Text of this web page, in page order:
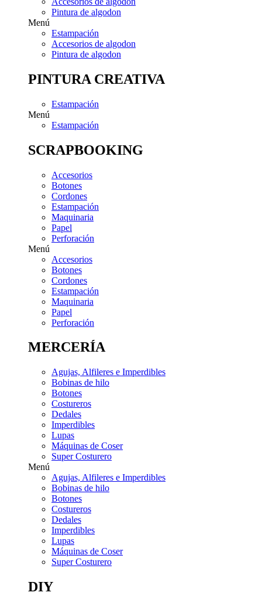
Pintura de algodon
Menú
Estampación
Accesorios de algodon
Pintura de algodon
PINTURA CREATIVA
Estampación
Menú
Estampación
SCRAPBOOKING
Accesorios
Botones
Cordones
Estampación
Maquinaria
Papel
Perforación
Menú
Accesorios
Botones
Cordones
Estampación
Maquinaria
Papel
Perforación
MERCERÍA
Agujas, Alfileres e Imperdibles
Bobinas de hilo
Botones
Costureros
Dedales
Imperdibles
Lupas
Máquinas de Coser
Super Costurero
Menú
Agujas, Alfileres e Imperdibles
Bobinas de hilo
Botones
Costureros
Dedales
Imperdibles
Lupas
Máquinas de Coser
Super Costurero
DIY